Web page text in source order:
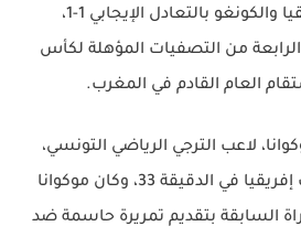
انتهت مباراة جنوب إفريقيا والكونغو بالتعادل الإيجابي 1-1،
من التصفيات المؤهلة لكأس
، لاعب الترجي الرياضي التونسي،
التسجيل لمنتخب جنوب إفريقيا في الدقيقة 33، وكان موكوانا
السابقة بتقديم تمريرة حاسمة ضد